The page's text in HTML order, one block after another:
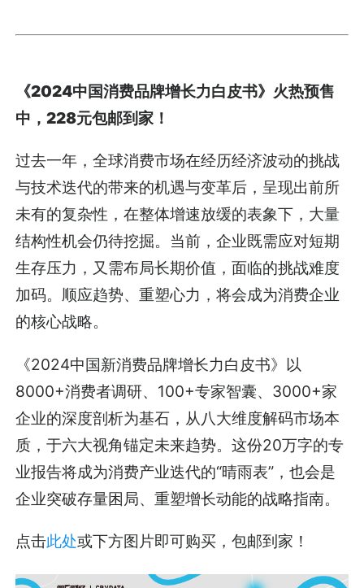
《2024中国消费品牌增长力白皮书》火热预售
中，228元包邮到家！
过去一年，全球消费市场在经历经济波动的挑战
与技术迭代的带来的机遇与变革后，呈现出前所
未有的复杂性，在整体增速放缓的表象下，大量
结构性机会仍待挖掘。当前，企业既需应对短期
生存压力，又需布局长期价值，面临的挑战难度
加码。顺应趋势、重塑心力，将会成为消费企业
的核心战略。
《2024中国新消费品牌增长力白皮书》以
8000+消费者调研、100+专家智囊、3000+家
企业的深度剖析为基石，从八大维度解码市场本
质，于六大视角锚定未来趋势。这份20万字的专
业报告将成为消费产业迭代的“晴雨表”，也会是
企业突破存量困局、重塑增长动能的战略指南。
点击此处或下方图片即可购买，包邮到家！